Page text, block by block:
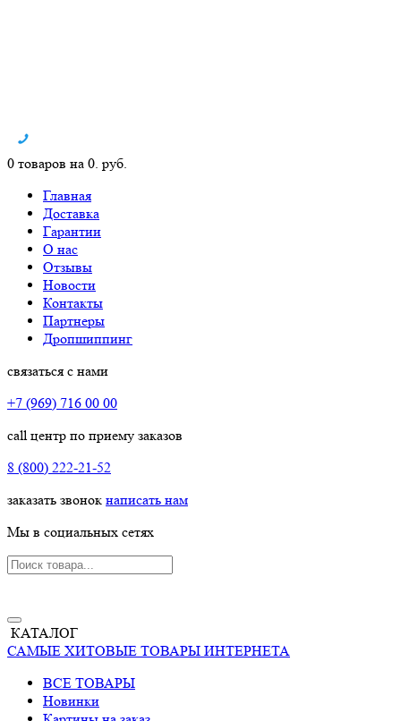
0 товаров на 0. руб.
Главная
Доставка
Гарантии
О нас
Отзывы
Новости
Контакты
Партнеры
Дропшиппинг
связаться с нами
+7 (969) 716 00 00
call центр по приему заказов
8 (800) 222-21-52
заказать звонок написать нам
Мы в социальных сетях
КАТАЛОГ
САМЫЕ ХИТОВЫЕ ТОВАРЫ ИНТЕРНЕТА
ВСЕ ТОВАРЫ
Новинки